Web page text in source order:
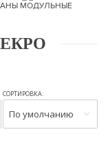
МОДУЛЬНЫЕ
СОРТИРОВКА:
По умолчанию